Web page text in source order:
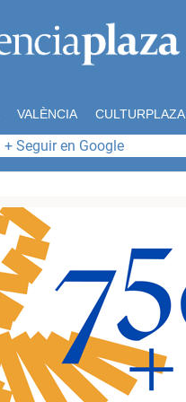
VALÈNCIA CULTURPLAZA
+ Seguir en Google